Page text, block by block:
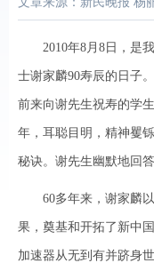
2010年8月8日，是我
士谢家麟90寿辰的日子
前来向谢先生祝寿的学
年，耳聪目明，精神矍
秘诀。谢先生幽默地回
60多年来，谢家麟以
果，奠基和开拓了新中
加速器从无到有并跻身